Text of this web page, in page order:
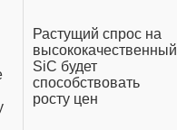
Растущий спрос на
высококачественный
SiC будет
способствовать
росту цен